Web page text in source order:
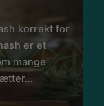
korrekt for
er et
mange